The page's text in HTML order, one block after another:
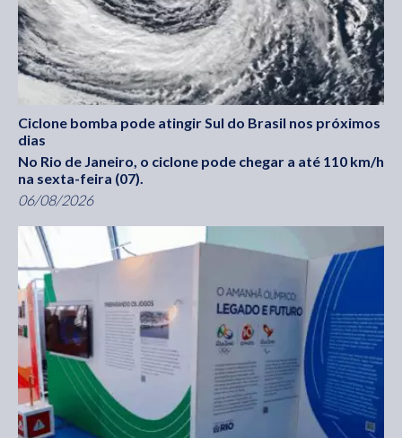
Ciclone bomba pode atingir Sul do Brasil nos próximos
dias
No Rio de Janeiro, o ciclone pode chegar a até 110 km/h
na sexta-feira (07).
06/08/2026